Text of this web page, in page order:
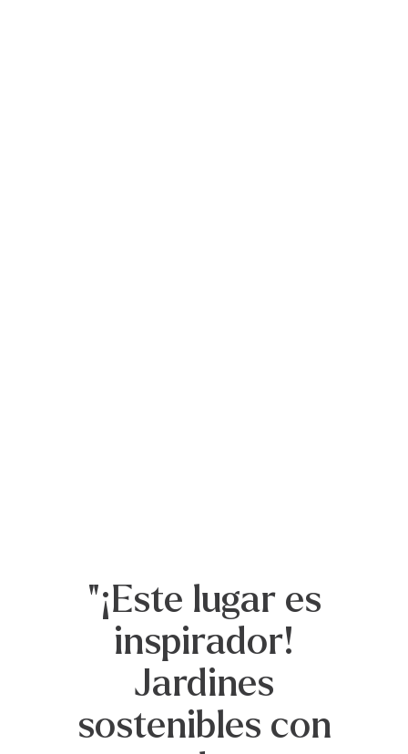
"¡Este lugar es
inspirador!
Jardines
sostenibles con
naturaleza, y este
jardín grita a
pequeños y
mayores que